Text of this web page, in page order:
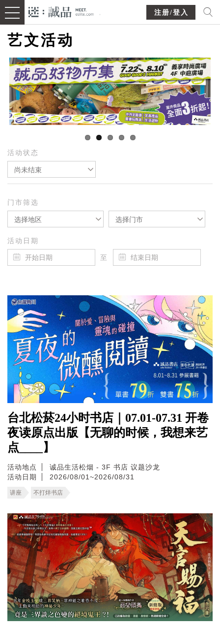
注册/登入
艺文活动
活动状态
尚未结束
门市筛选
选择地区 选择门市
活动日期
至
台北松菸24小时书店｜07.01-07.31 开卷
夜读原点出版【无聊的时候，我想来艺
点____】
活动地点
诚品生活松烟 - 3F 书店 议题沙龙
活动日期
2026/08/01~2026/08/31
讲座 不打烊书店